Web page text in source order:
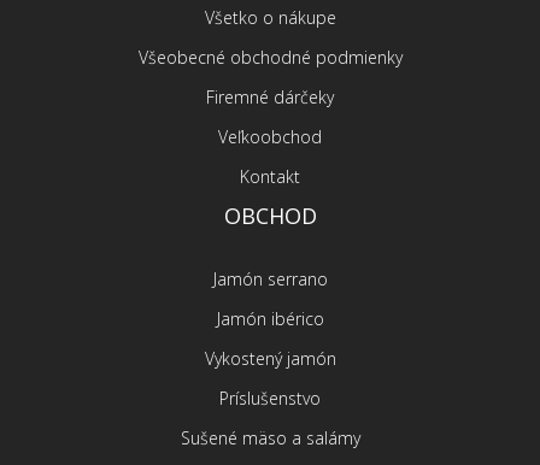
Všetko o nákupe
Všeobecné obchodné podmienky
Firemné dárčeky
Veľkoobchod
Kontakt
OBCHOD
Jamón serrano
Jamón ibérico
Vykostený jamón
Príslušenstvo
Sušené mäso a salámy